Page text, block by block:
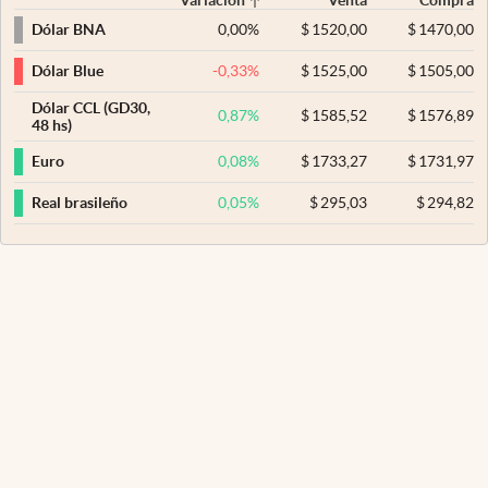
Dólar BNA
0,00% $ 1520,00 $1470,00
Dólar Blue -0,33% $ 1525,00 $1505,00
Dólar CCL (GD30,
48 hs)
0,87% $ 1585,52 $1576,89
Euro 0,08% $ 1733,27 $1731,97
Real brasileño 0,05% $ 295,03 $294,82